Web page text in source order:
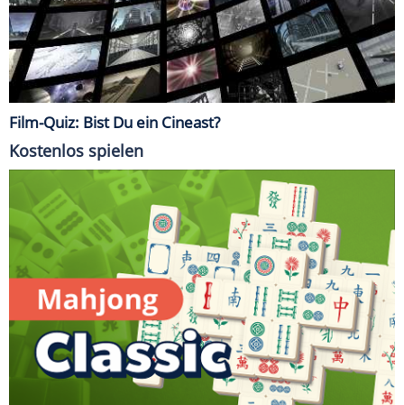
Film-Quiz: Bist Du ein Cineast?
Kostenlos spielen